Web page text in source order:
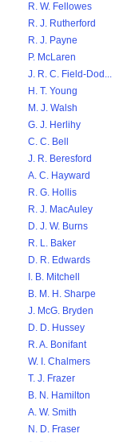
R. W. Fellowes
R. J. Rutherford
R. J. Payne
P. McLaren
J. R. C. Field-Dod...
H. T. Young
M. J. Walsh
G. J. Herlihy
C. C. Bell
J. R. Beresford
A. C. Hayward
R. G. Hollis
R. J. MacAuley
D. J. W. Burns
R. L. Baker
D. R. Edwards
I. B. Mitchell
B. M. H. Sharpe
J. McG. Bryden
D. D. Hussey
R. A. Bonifant
W. I. Chalmers
T. J. Frazer
B. N. Hamilton
A. W. Smith
N. D. Fraser